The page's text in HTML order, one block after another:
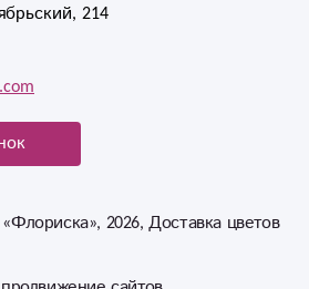
214
2026, Доставка цветов